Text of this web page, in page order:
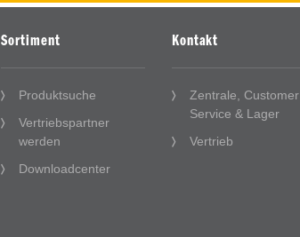
Sortiment
Produktsuche
Vertriebspartner
werden
Downloadcenter
Kontakt
Zentrale, Customer
Service & Lager
Vertrieb